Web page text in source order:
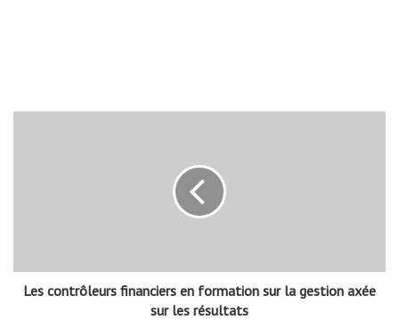
Les contrôleurs financiers en formation sur la gestion axée
sur les résultats